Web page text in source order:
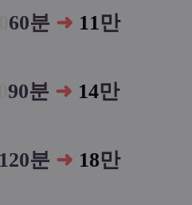
60분 ➜ 11만
90분 ➜ 14만
120분 ➜ 18만